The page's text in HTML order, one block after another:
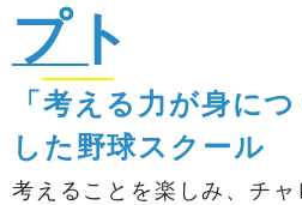
プト
「考える力が身に
した野球スクール
考えることを楽しみ、チ